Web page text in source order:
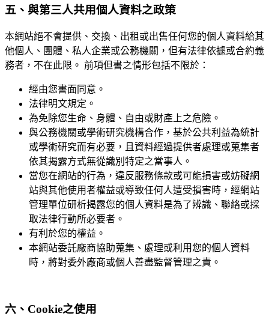
五、與第三人共用個人資料之政策
本網站絕不會提供、交換、出租或出售任何您的個人資料給其
他個人、團體、私人企業或公務機關，但有法律依據或合約義
務者，不在此限。 前項但書之情形包括不限於：
經由您書面同意。
法律明文規定。
為免除您生命、身體、自由或財產上之危險。
與公務機關或學術研究機構合作，基於公共利益為統計
或學術研究而有必要，且資料經過提供者處理或蒐集者
依其揭露方式無從識別特定之當事人。
當您在網站的行為，違反服務條款或可能損害或妨礙網
站與其他使用者權益或導致任何人遭受損害時，經網站
管理單位研析揭露您的個人資料是為了辨識、聯絡或採
取法律行動所必要者。
有利於您的權益。
本網站委託廠商協助蒐集、處理或利用您的個人資料
時，將對委外廠商或個人善盡監督管理之責。
六、Cookie之使用